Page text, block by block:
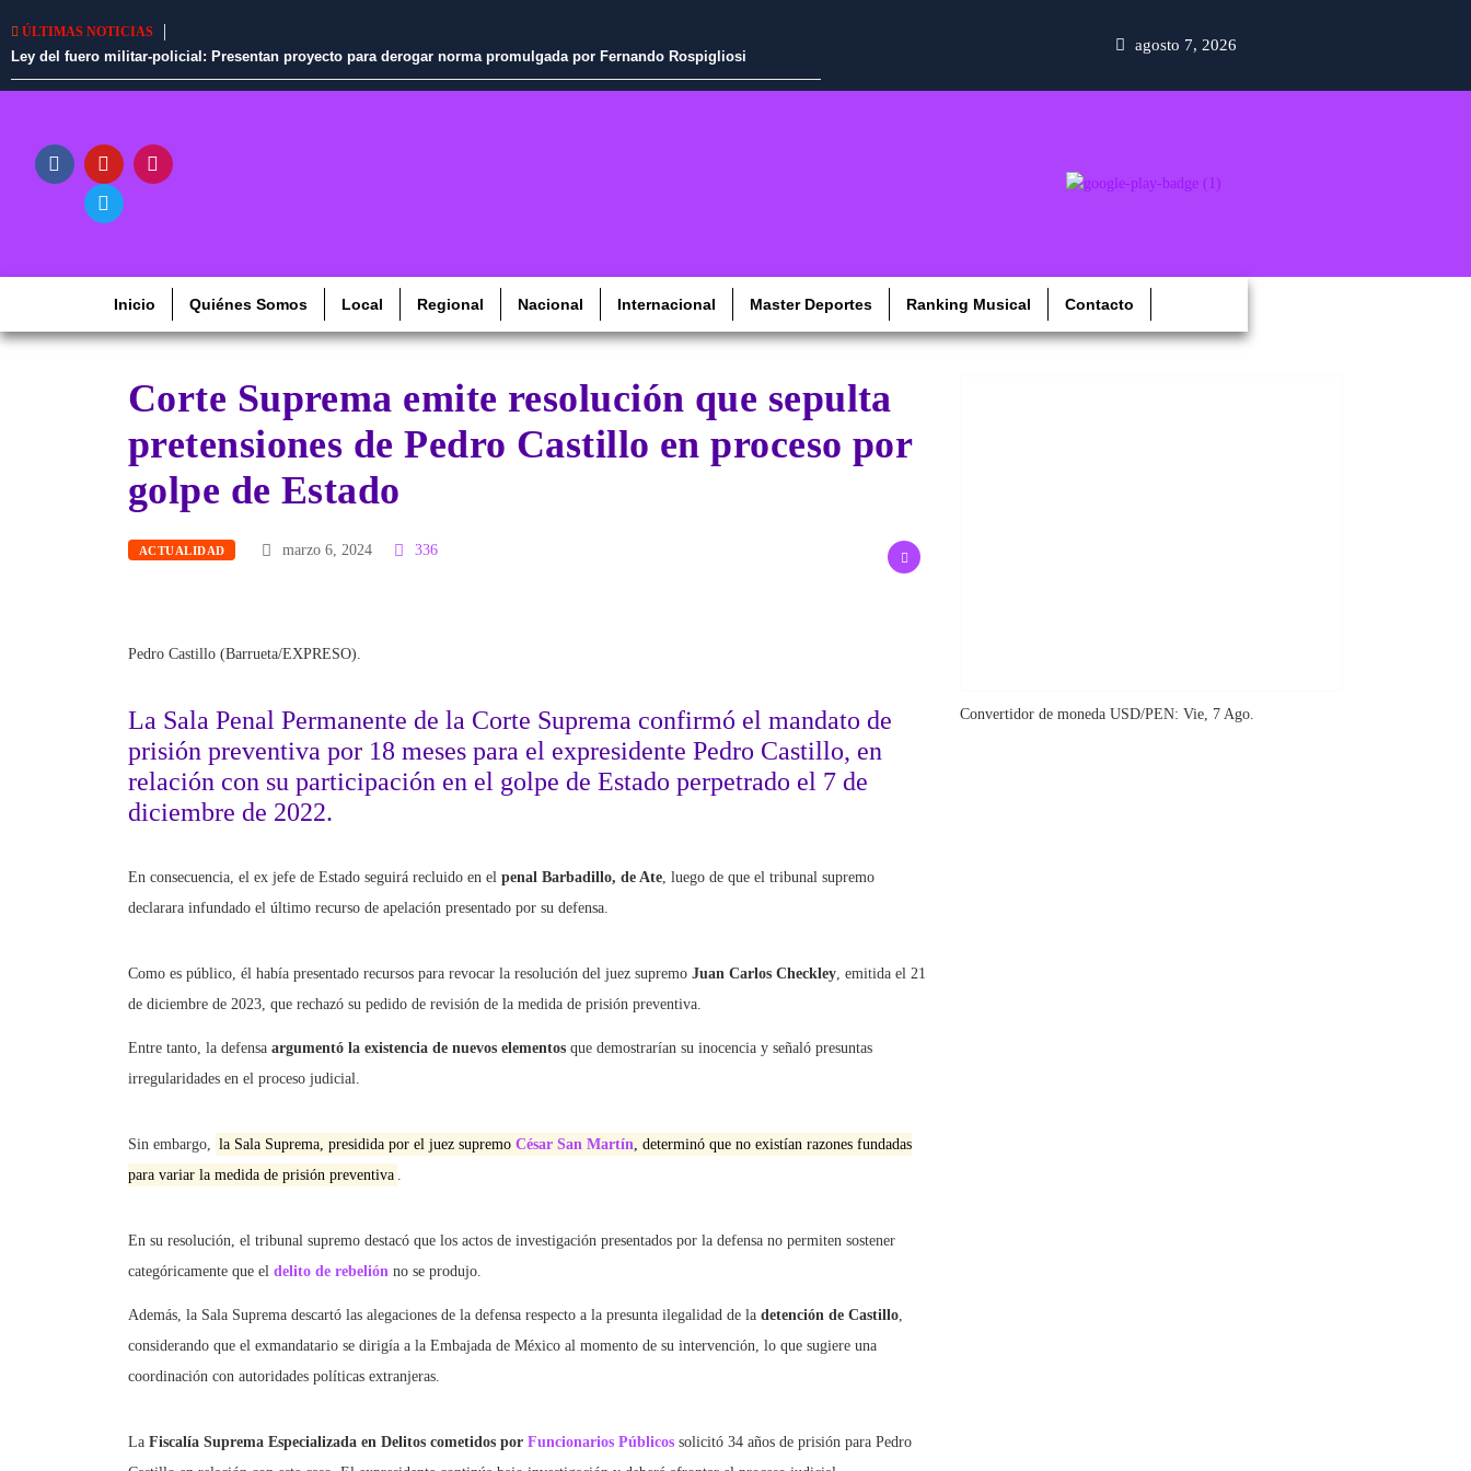
ÚLTIMAS NOTICIAS
Perú libera más de mil concesiones mineras para explorar cobre, oro y otros minerales
agosto 7, 2026
Inicio Quiénes Somos Local Regional Nacional Internacional Master Deportes Ranking Musical Contacto
Corte Suprema emite resolución que sepulta
pretensiones de Pedro Castillo en proceso por
golpe de Estado
ACTUALIDAD marzo 6, 2024 336
Pedro Castillo (Barrueta/EXPRESO).
La Sala Penal Permanente de la Corte Suprema confirmó el mandato de
prisión preventiva por 18 meses para el expresidente Pedro Castillo, en
relación con su participación en el golpe de Estado perpetrado el 7 de
diciembre de 2022.
En consecuencia, el ex jefe de Estado seguirá recluido en el penal Barbadillo, de Ate, luego de que el tribunal supremo
declarara infundado el último recurso de apelación presentado por su defensa.
Como es público, él había presentado recursos para revocar la resolución del juez supremo Juan Carlos Checkley, emitida el 21
de diciembre de 2023, que rechazó su pedido de revisión de la medida de prisión preventiva.
Entre tanto, la defensa argumentó la existencia de nuevos elementos que demostrarían su inocencia y señaló presuntas
irregularidades en el proceso judicial.
Sin embargo, la Sala Suprema, presidida por el juez supremo César San Martín, determinó que no existían razones fundadas
para variar la medida de prisión preventiva .
En su resolución, el tribunal supremo destacó que los actos de investigación presentados por la defensa no permiten sostener
categóricamente que el delito de rebelión no se produjo.
Además, la Sala Suprema descartó las alegaciones de la defensa respecto a la presunta ilegalidad de la detención de Castillo,
considerando que el exmandatario se dirigía a la Embajada de México al momento de su intervención, lo que sugiere una
coordinación con autoridades políticas extranjeras.
La Fiscalía Suprema Especializada en Delitos cometidos por Funcionarios Públicos solicitó 34 años de prisión para Pedro
Convertidor de moneda USD/PEN: Vie, 7 Ago.